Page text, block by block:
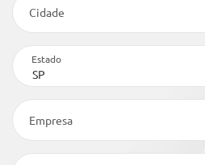
Cidade
Estado
Empresa